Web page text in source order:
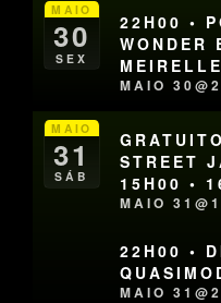
MAIO
30
SEX
22H00 •
WONDER
MAIO
MAIO
31
SÁB
STREET
15H00 •
MAIO
22H00 •
MAIO